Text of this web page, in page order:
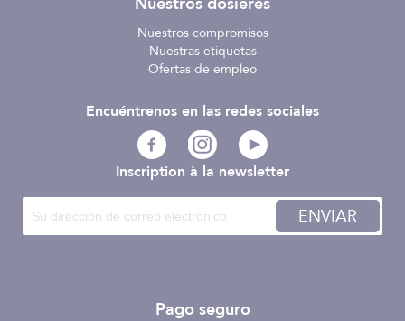
Nuestros compromisos
Nuestras etiquetas
Ofertas de empleo
Inscription à la newsletter
ENVIAR
Pago seguro
Encuéntrenos en las redes sociales